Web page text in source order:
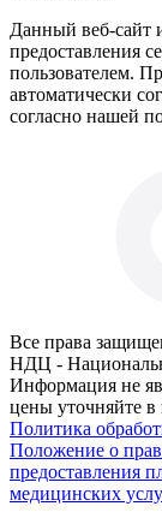
Данный веб-сайт
предоставления
пользователем.
автоматически
согласно нашей
Все права
НДЦ -
Информация не
цены уточняйте в
Политика
Положение о
предоставления
медицинских